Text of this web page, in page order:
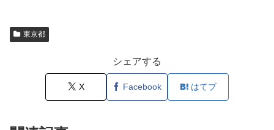
東京都
シェアする
X Facebook はてブ